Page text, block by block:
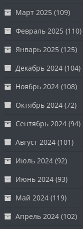
Март 2025 (109)
Февраль 2025 (110)
Январь 2025 (125)
Декабрь 2024 (104)
Ноябрь 2024 (108)
Октябрь 2024 (72)
Сентябрь 2024 (94)
Август 2024 (101)
Июль 2024 (92)
Июнь 2024 (93)
Май 2024 (119)
Апрель 2024 (102)